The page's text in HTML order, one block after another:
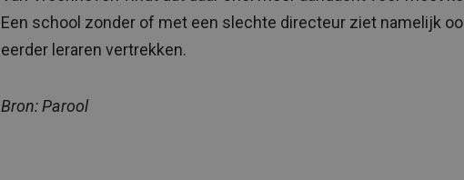
Een school zonder of met een slechte directeur ziet namelijk
eerder leraren vertrekken.
Bron: Parool